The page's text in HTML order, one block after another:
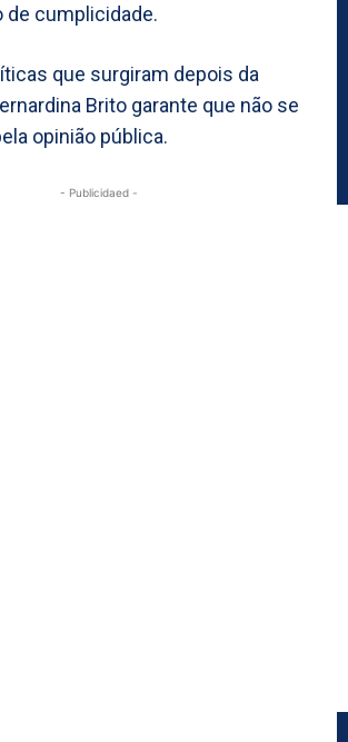
de cumplicidade.
que surgiram depois da
Brito garante que não se
opinião pública.
- Publicidaed -